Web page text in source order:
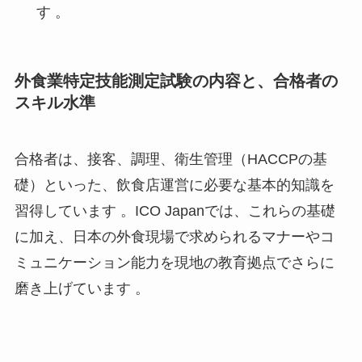
す 。
外食業特定技能測定試験の内容と、合格者の
スキル水準
合格者は、接客、調理、衛生管理（HACCPの基
礎）といった、飲食店運営に必要な基本的知識を
習得しています 。ICO Japanでは、これらの基礎
に加え、日本の外食現場で求められるマナーやコ
ミュニケーション能力を現地の教育拠点でさらに
磨き上げています 。